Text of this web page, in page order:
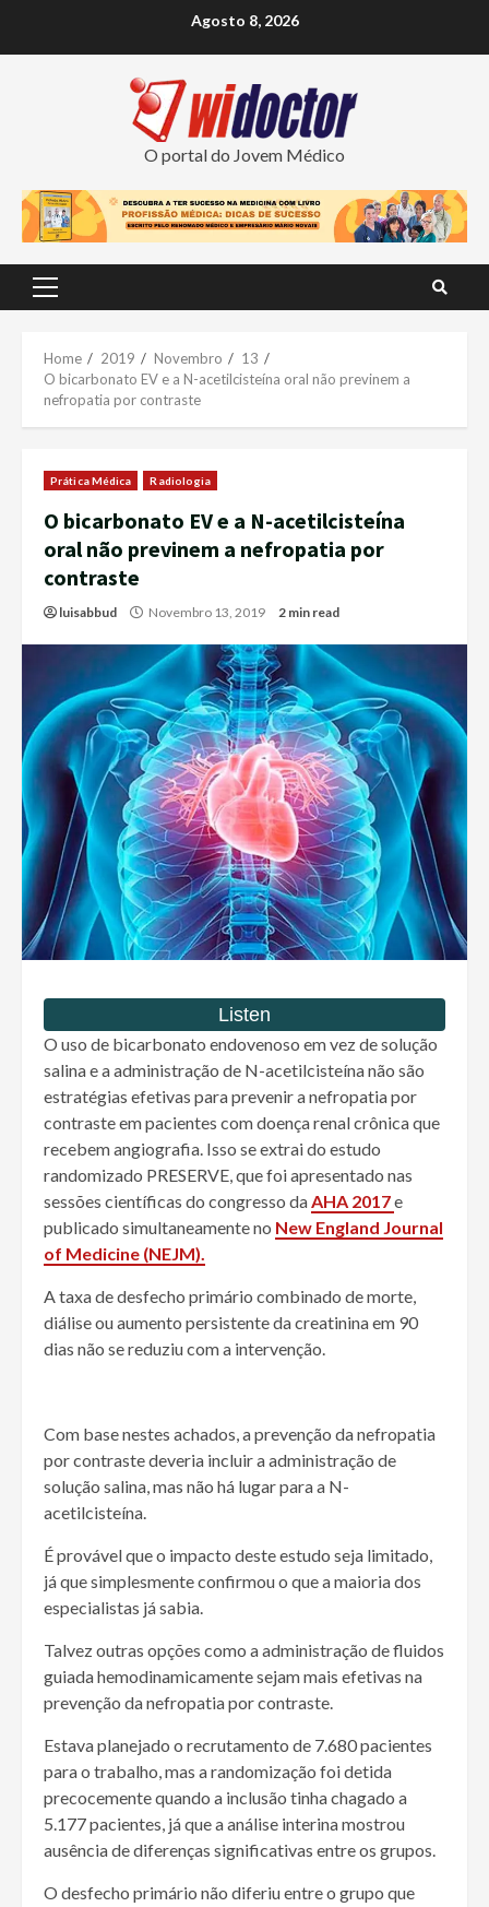
Agosto 8, 2026
O portal do Jovem Médico
Primary
Home 2019 Novembro
13
O bicarbonato EV e a N-acetilcisteína oral não previnem a
nefropatia por contraste
Prática Médica Radiologia
O bicarbonato EV e a N-acetilcisteína
oral não previnem a nefropatia por
contraste
luisabbud Novembro 13, 2019 2 min read
O uso de bicarbonato endovenoso em vez de solução
salina e a administração de N-acetilcisteína não são
estratégias efetivas para prevenir a nefropatia por
contraste em pacientes com doença renal crônica que
recebem angiografia. Isso se extrai do estudo
randomizado PRESERVE, que foi apresentado nas
sessões científicas do congresso daAHA 2017e
publicado simultaneamente no New England Journal
of Medicine (NEJM).
A taxa de desfecho primário combinado de morte,
diálise ou aumento persistente da creatinina em 90
dias não se reduziu com a intervenção.
Com base nestes achados, a prevenção da nefropatia
por contraste deveria incluir a administração de
solução salina, mas não há lugar para a N-
acetilcisteína.
É provável que o impacto deste estudo seja limitado,
já que simplesmente confirmou o que a maioria dos
especialistas já sabia.
Talvez outras opções como a administração de fluidos
guiada hemodinamicamente sejam mais efetivas na
prevenção da nefropatia por contraste.
Estava planejado o recrutamento de 7.680 pacientes
para o trabalho, mas a randomização foi detida
precocemente quando a inclusão tinha chagado a
5.177 pacientes, já que a análise interina mostrou
ausência de diferenças significativas entre os grupos.
O desfecho primário não diferiu entre o grupo que